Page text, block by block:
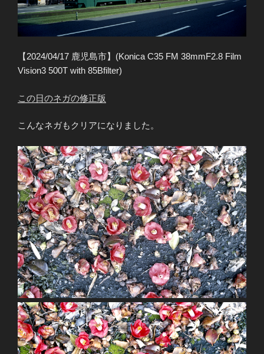
【2024/04/17 鹿児島市】(Konica C35 FM 38mmF2.8 Film
Vision3 500T with 85Bfilter)
この日のネガの修正版
こんなネガもクリアになりました。